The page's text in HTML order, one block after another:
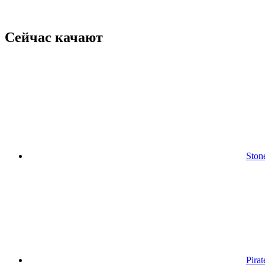
Сейчас качают